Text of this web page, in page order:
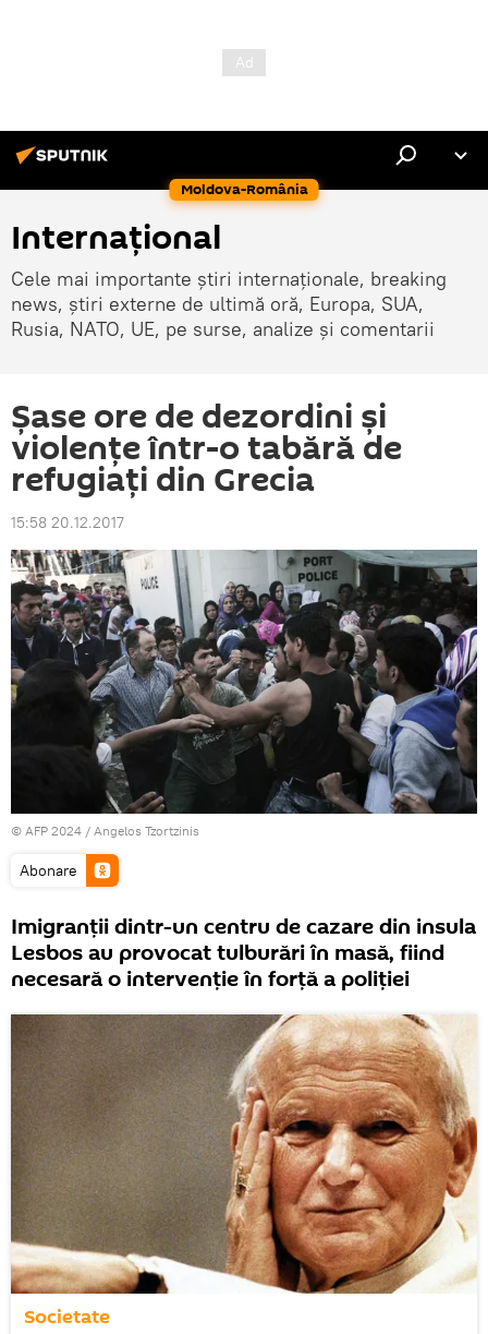
Moldova-România
Internaţional
Cele mai importante știri internaționale, breaking
news, știri externe de ultimă oră, Europa, SUA,
Rusia, NATO, UE, pe surse, analize și comentarii
Șase ore de dezordini și
violențe într-o tabără de
refugiați din Grecia
15:58 20.12.2017
© AFP 2024 / Angelos Tzortzinis
Abonare
Imigranții dintr-un centru de cazare din insula
Lesbos au provocat tulburări în masă, fiind
necesară o intervenție în forță a poliției
Societate